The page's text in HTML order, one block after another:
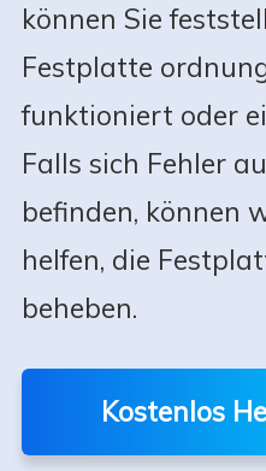
können Sie
Festplatte
funktioniert oder
Falls sich Fehler
befinden, können
helfen, die
beheben.
Kostenlos